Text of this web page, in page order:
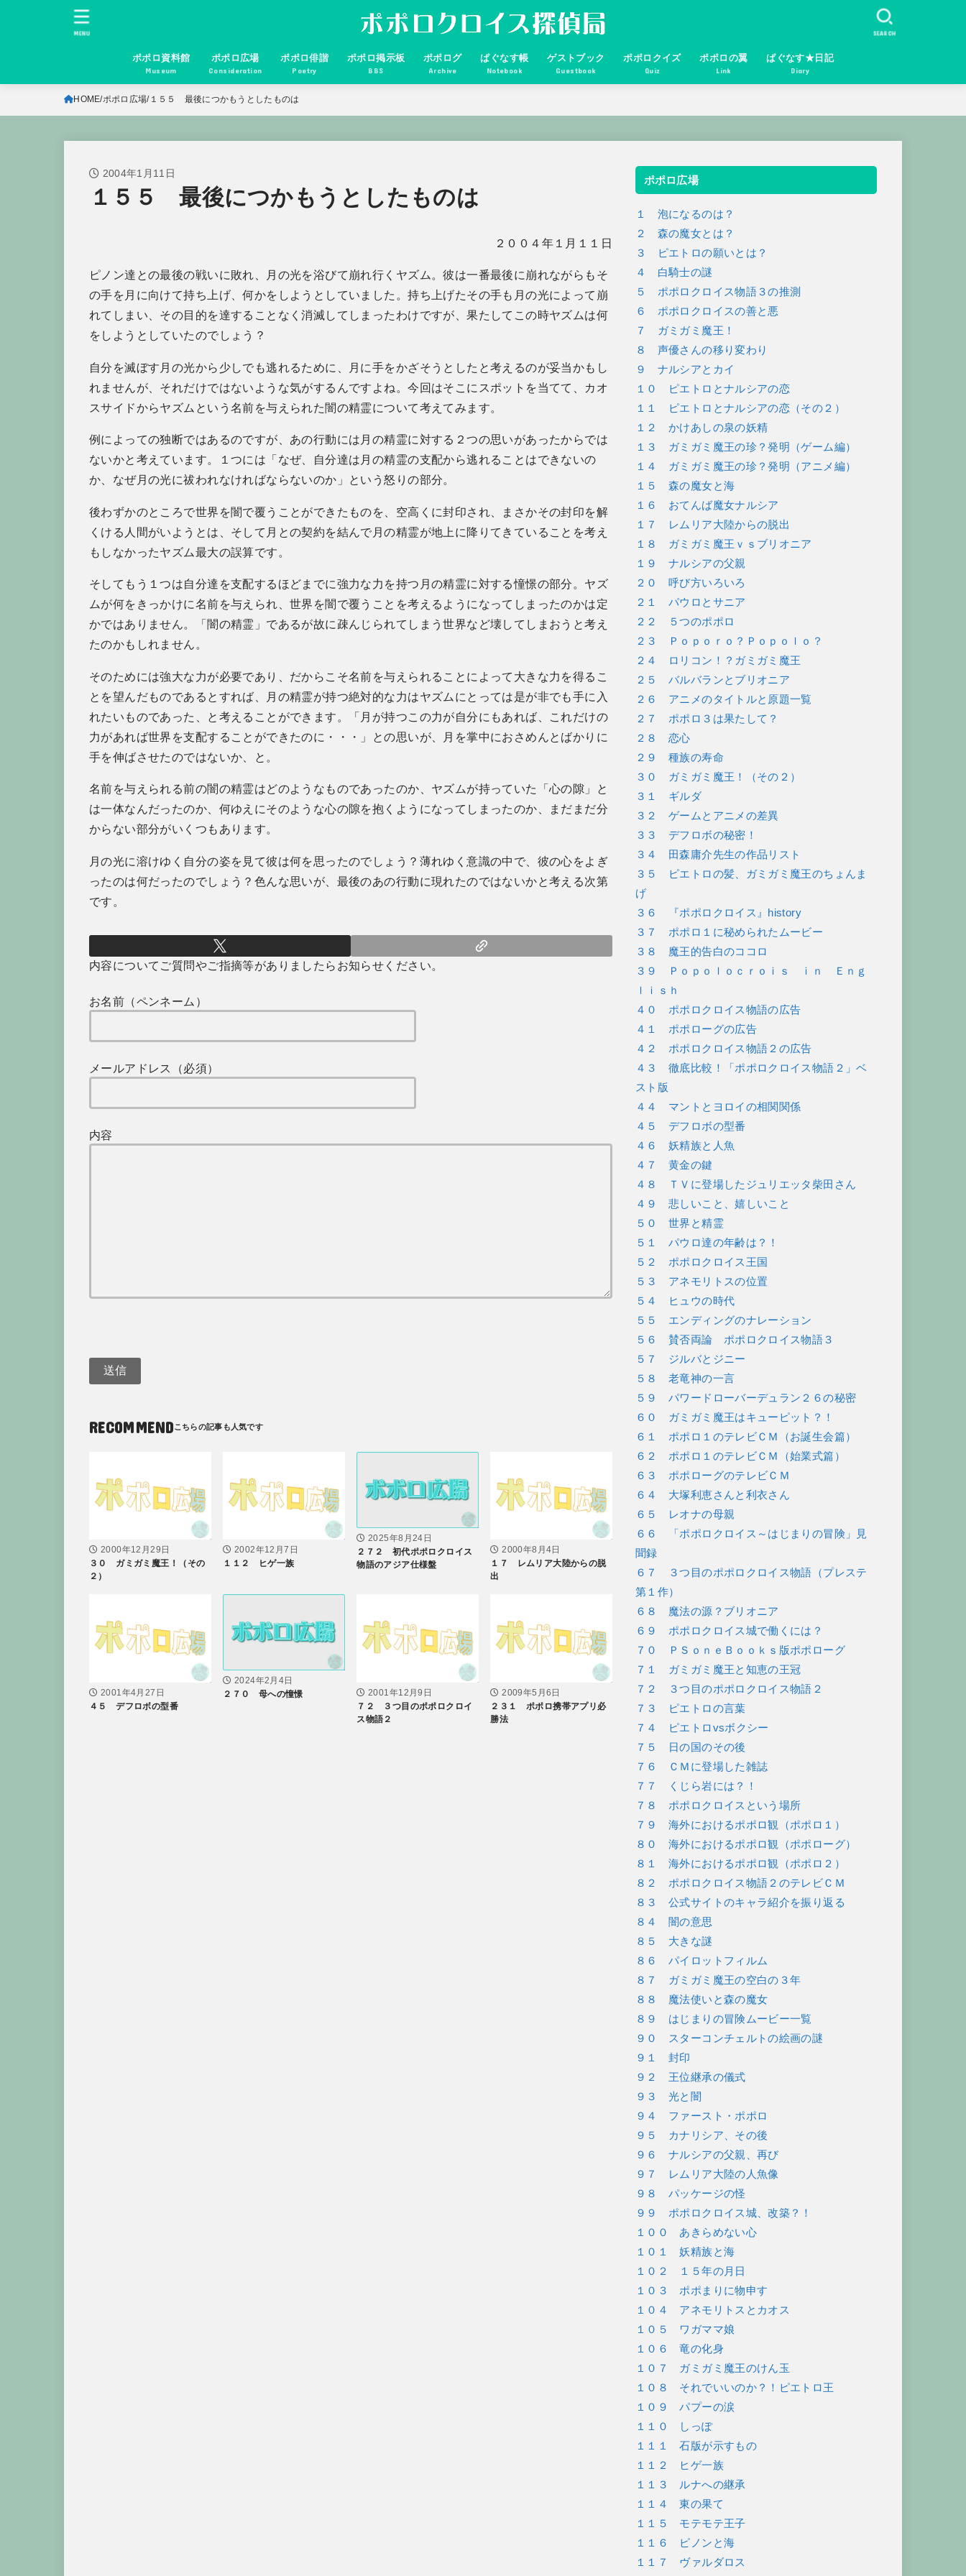
ポポロ資料館
Museum
ポポロ広場
Consideration
ポポロ俳諧
Poetry
ポポロ掲示板
BBS
ポポログ
Archive
ぱぐなす帳
Notebook
ゲストブック
Guestbook
ポポロクイズ
Quiz
ポポロの翼
Link
ぱぐなす★日記
Diary
SEARCH
MENU
HOME ポポロ広場 １５５ 最後につかもうとしたものは
2004年1月11日
１５５ 最後につかもうとしたものは
２００４年１月１１日
ピノン達との最後の戦いに敗れ、月の光を浴びて崩れ行くヤズム。彼は一番最後に崩れながらもそ
の手を月に向けて持ち上げ、何かをしようとしていました。持ち上げたその手も月の光によって崩
れてしまい、その目的を達することなく消滅してしまったわけですが、果たしてこの時ヤズムは何
をしようとしていたのでしょう？
自分を滅ぼす月の光から少しでも逃れるために、月に手をかざそうとしたと考えるのが妥当かもし
れませんが、それだけではないような気がするんですよね。今回はそこにスポットを当てて、カオ
スサイドからヤズムという名前を与えられた闇の精霊について考えてみます。
例によっての独断ではあるのですが、あの行動には月の精霊に対する２つの思いがあったからでは
ないかと考えています。１つには「なぜ、自分達は月の精霊の支配から逃れることはできないの
か、なぜ月の光に祓われなければならないのか」という怒りの部分。
後わずかのところで世界を闇で覆うことができたものを、空高くに封印され、まさかその封印を解
くける人間がいようとは、そして月との契約を結んで月の精霊が地上に降りてきていることを考え
もしなかったヤズム最大の誤算です。
そしてもう１つは自分達を支配するほどまでに強力な力を持つ月の精霊に対する憧憬の部分。ヤズ
ムが何をきっかけに名前を与えられ、世界を闇で覆うことを考えるようになってしまったのかは定
かではありません。「闇の精霊」であるが故に疎んじられてしまう世界など壊してしまおうと考え
たのかもしれません。
そのためには強大な力が必要であり、だからこそ名前を与えられることによって大きな力を得るこ
とを望んだものであるとすれば、月の精霊が持つ絶対的な力はヤズムにとっては是が非でも手に入
れたいものであった、と考えることができます。「月が持つこの力が自分にもあれば、これだけの
力があれば世界を支配することができたのに・・・」との思いが、月を掌中におさめんとばかりに
手を伸ばさせたのではないか、と。
名前を与えられる前の闇の精霊はどのようなものであったのか、ヤズムが持っていた「心の隙」と
は一体なんだったのか、何ゆえにそのような心の隙を抱くようになってしまったのか、まだまだ分
からない部分がいくつもあります。
月の光に溶けゆく自分の姿を見て彼は何を思ったのでしょう？薄れゆく意識の中で、彼の心をよぎ
ったのは何だったのでしょう？色んな思いが、最後のあの行動に現れたのではないかと考える次第
です。
内容についてご質問やご指摘等がありましたらお知らせください。
お名前（ペンネーム）
メールアドレス（必須）
内容
RECOMMEND
2000年12月29日
３０ ガミガミ魔王！（その
２）
2002年12月7日
１１２ ヒゲ一族
2025年8月24日
２７２ 初代ポポロクロイス
物語のアジア仕様盤
2000年8月4日
１７ レムリア大陸からの脱
出
2001年4月27日
４５ デフロボの型番
2024年2月4日
２７０ 母への憧憬 2001年12月9日
７２ ３つ目のポポロクロイ
ス物語２
2009年5月6日
２３１ ポポロ携帯アプリ必
勝法
ポポロ広場
１ 泡になるのは？
２ 森の魔女とは？
３ ピエトロの願いとは？
４ 白騎士の謎
５ ポポロクロイス物語３の推測
６ ポポロクロイスの善と悪
７ ガミガミ魔王！
８ 声優さんの移り変わり
９ ナルシアとカイ
１０ ピエトロとナルシアの恋
１１ ピエトロとナルシアの恋（その２）
１２ かけあしの泉の妖精
１３ ガミガミ魔王の珍？発明（ゲーム編）
１４ ガミガミ魔王の珍？発明（アニメ編）
１５ 森の魔女と海
１６ おてんば魔女ナルシア
１７ レムリア大陸からの脱出
１８ ガミガミ魔王ｖｓブリオニア
１９ ナルシアの父親
２０ 呼び方いろいろ
２１ パウロとサニア
２２ ５つのポポロ
２３ Ｐｏｐｏｒｏ？Ｐｏｐｏｌｏ？
２４ ロリコン！？ガミガミ魔王
２５ バルバランとブリオニア
２６ アニメのタイトルと原題一覧
２７ ポポロ３は果たして？
２８ 恋心
２９ 種族の寿命
３０ ガミガミ魔王！（その２）
３１ ギルダ
３２ ゲームとアニメの差異
３３ デフロボの秘密！
３４ 田森庸介先生の作品リスト
３５ ピエトロの髪、ガミガミ魔王のちょんま
げ
３６ 『ポポロクロイス』history
３７ ポポロ１に秘められたムービー
３８ 魔王的告白のココロ
３９ Ｐｏｐｏｌｏｃｒｏｉｓ ｉｎ Ｅｎｇ
ｌｉｓｈ
４０ ポポロクロイス物語の広告
４１ ポポローグの広告
４２ ポポロクロイス物語２の広告
４３ 徹底比較！「ポポロクロイス物語２」ベ
スト版
４４ マントとヨロイの相関関係
４５ デフロボの型番
４６ 妖精族と人魚
４７ 黄金の鍵
４８ ＴＶに登場したジュリエッタ柴田さん
４９ 悲しいこと、嬉しいこと
５０ 世界と精霊
５１ パウロ達の年齢は？！
５２ ポポロクロイス王国
５３ アネモリトスの位置
５４ ヒュウの時代
５５ エンディングのナレーション
５６ 賛否両論 ポポロクロイス物語３
５７ ジルバとジニー
５８ 老竜神の一言
５９ パワードローバーデュラン２６の秘密
６０ ガミガミ魔王はキューピット？！
６１ ポポロ１のテレビＣＭ（お誕生会篇）
６２ ポポロ１のテレビＣＭ（始業式篇）
６３ ポポローグのテレビＣＭ
６４ 大塚利恵さんと利衣さん
６５ レオナの母親
６６ 「ポポロクロイス～はじまりの冒険」見
聞録
６７ ３つ目のポポロクロイス物語（プレステ
第１作）
６８ 魔法の源？ブリオニア
６９ ポポロクロイス城で働くには？
７０ ＰＳｏｎｅＢｏｏｋｓ版ポポローグ
７１ ガミガミ魔王と知恵の王冠
７２ ３つ目のポポロクロイス物語２
７３ ピエトロの言葉
７４ ピエトロvsボクシー
７５ 日の国のその後
７６ ＣＭに登場した雑誌
７７ くじら岩には？！
７８ ポポロクロイスという場所
７９ 海外におけるポポロ観（ポポロ１）
８０ 海外におけるポポロ観（ポポローグ）
８１ 海外におけるポポロ観（ポポロ２）
８２ ポポロクロイス物語２のテレビＣＭ
８３ 公式サイトのキャラ紹介を振り返る
８４ 闇の意思
８５ 大きな謎
８６ パイロットフィルム
８７ ガミガミ魔王の空白の３年
８８ 魔法使いと森の魔女
８９ はじまりの冒険ムービー一覧
９０ スターコンチェルトの絵画の謎
９１ 封印
９２ 王位継承の儀式
９３ 光と闇
９４ ファースト・ポポロ
９５ カナリシア、その後
９６ ナルシアの父親、再び
９７ レムリア大陸の人魚像
９８ パッケージの怪
９９ ポポロクロイス城、改築？！
１００ あきらめない心
１０１ 妖精族と海
１０２ １５年の月日
１０３ ポポまりに物申す
１０４ アネモリトスとカオス
１０５ ワガママ娘
１０６ 竜の化身
１０７ ガミガミ魔王のけん玉
１０８ それでいいのか？！ピエトロ王
１０９ パプーの涙
１１０ しっぽ
１１１ 石版が示すもの
１１２ ヒゲ一族
１１３ ルナへの継承
１１４ 東の果て
１１５ モテモテ王子
１１６ ピノンと海
１１７ ヴァルダロス